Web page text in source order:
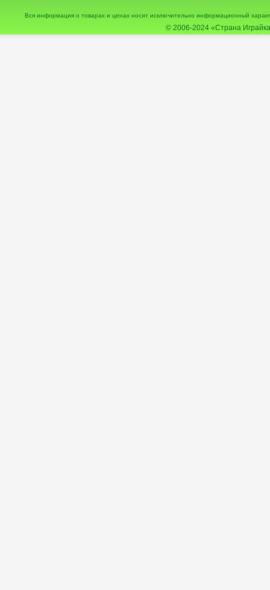
Вся информация о товарах и ценах носит исключительно информационный
© 2006-2024 «Страна